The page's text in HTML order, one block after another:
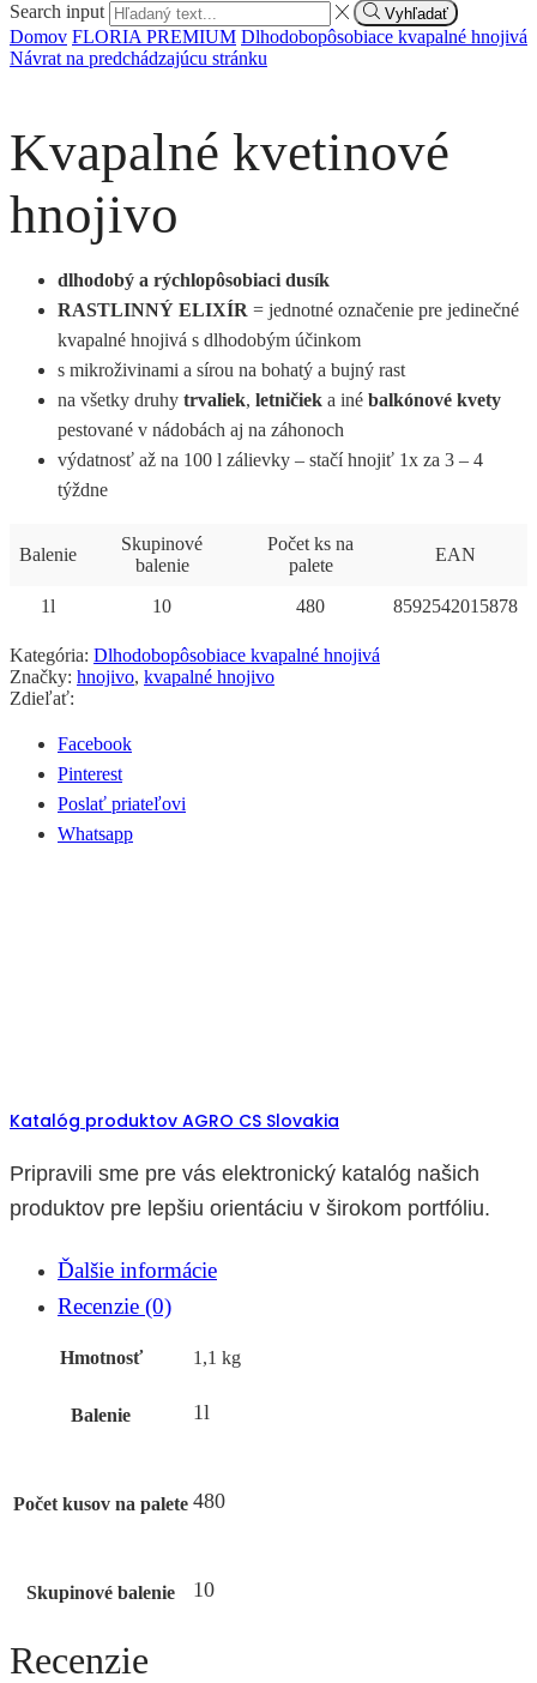
Search input
Vyhľadať
Domov FLORIA PREMIUM Dlhodobopôsobiace kvapalné hnojivá
Návrat na predchádzajúcu stránku
Kvapalné kvetinové
hnojivo
dlhodobý a rýchlopôsobiaci dusík
RASTLINNÝ ELIXÍR = jednotné označenie pre jedinečné
kvapalné hnojivá s dlhodobým účinkom
s mikroživinami a sírou na bohatý a bujný rast
na všetky druhy trvaliek, letničiek a iné balkónové kvety
pestované v nádobách aj na záhonoch
výdatnosť až na 100 l zálievky – stačí hnojiť 1x za 3 – 4
týždne
Balenie
Skupinové
balenie
Počet ks na
palete
EAN
1l 10 480 8592542015878
Kategória: Dlhodobopôsobiace kvapalné hnojivá
Značky: hnojivo, kvapalné hnojivo
Zdieľať:
Facebook
Pinterest
Poslať priateľovi
Whatsapp
Katalóg produktov AGRO CS Slovakia
Pripravili sme pre vás elektronický katalóg našich
produktov pre lepšiu orientáciu v širokom portfóliu.
Ďalšie informácie
Recenzie (0)
Hmotnosť 1,1 kg
Balenie 1l
Počet kusov na palete 480
Skupinové balenie 10
Recenzie